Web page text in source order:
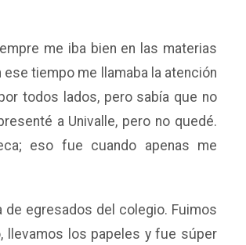
me iba bien en las materias
tiempo me llamaba la atención
todos lados, pero sabía que no
a Univalle, pero no quedé.
eso fue cuando apenas me
de egresados del colegio. Fuimos
llevamos los papeles y fue súper